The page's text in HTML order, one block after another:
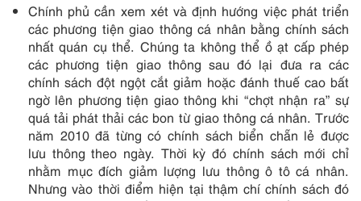
Chính phủ cần xem xét và định hướng việc phát triển
các phương tiện giao thông cá nhân bằng chính sách
nhất quán cụ thể. Chúng ta không thể ồ ạt cấp phép
các phương tiện giao thông sau đó lại đưa ra các
chính sách đột ngột cắt giảm hoặc đánh thuế cao bất
ngờ lên phương tiện giao thông khi “chợt nhận ra” sự
quá tải phát thải các bon từ giao thông cá nhân. Trước
năm 2010 đã từng có chính sách biển chẵn lẻ được
lưu thông theo ngày. Thời kỳ đó chính sách mới chỉ
nhằm mục đích giảm lượng lưu thông ô tô cá nhân.
Nhưng vào thời điểm hiện tại thậm chí chính sách đó